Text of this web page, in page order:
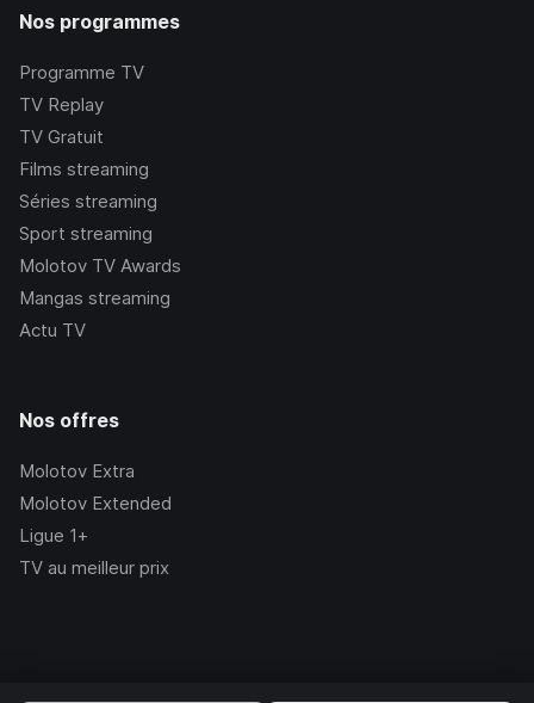
Nos programmes
Programme TV
TV Replay
TV Gratuit
Films streaming
Séries streaming
Sport streaming
Molotov TV Awards
Mangas streaming
Actu TV
Nos offres
Molotov Extra
Molotov Extended
Ligue 1+
TV au meilleur prix